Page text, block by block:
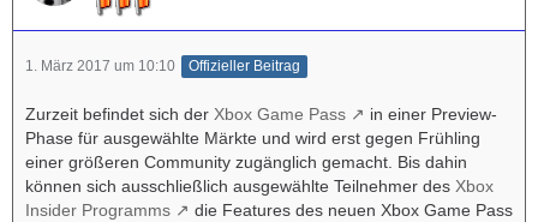
1. März 2017 um 10:10 Offizieller Beitrag
Zurzeit befindet sich der Xbox Game Pass
in einer Preview-
Phase für ausgewählte Märkte und wird erst gegen Frühling
einer größeren Community zugänglich gemacht. Bis dahin
können sich ausschließlich ausgewählte Teilnehmer des Xbox
Insider Programms
die Features des neuen Xbox Game Pass